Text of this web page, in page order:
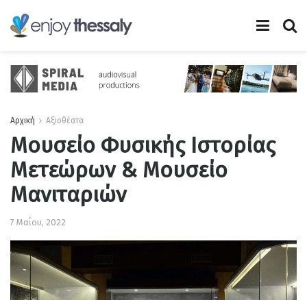
Αρχική Αξιοθέατα
Μουσείο Φυσικής Ιστορίας
Μετεώρων & Μουσείο
Μανιταριών
7 Μαΐου, 2022